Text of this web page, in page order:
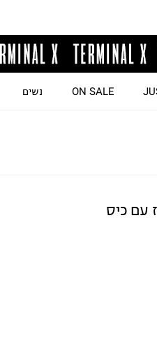
ON SALE נשים
עם כיס